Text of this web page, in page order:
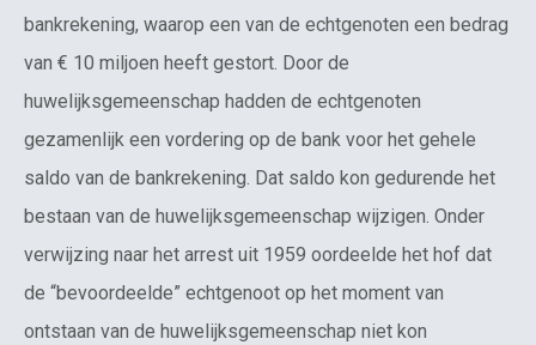
bankrekening, waarop een van de echtgenoten een bedrag
van € 10 miljoen heeft gestort. Door de
huwelijksgemeenschap hadden de echtgenoten
gezamenlijk een vordering op de bank voor het gehele
saldo van de bankrekening. Dat saldo kon gedurende het
bestaan van de huwelijksgemeenschap wijzigen. Onder
verwijzing naar het arrest uit 1959 oordeelde het hof dat
de “bevoordeelde” echtgenoot op het moment van
ontstaan van de huwelijksgemeenschap niet kon